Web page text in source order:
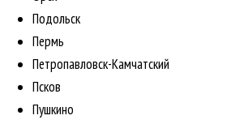
Подольск
Пермь
Петропавловск-Камчатский
Псков
Пушкино